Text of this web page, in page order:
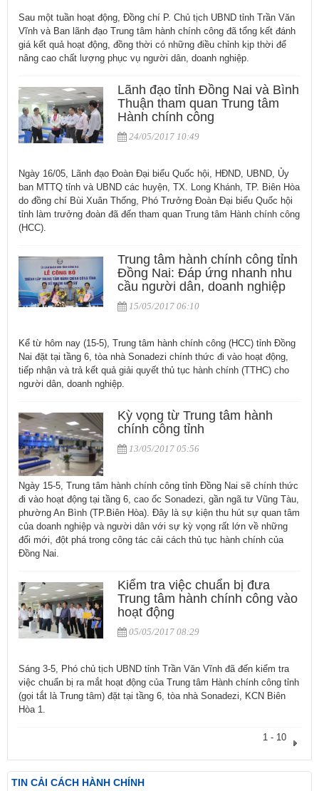
Sau một tuần hoạt động, Đồng chí P. Chủ tịch UBND tỉnh Trần Văn
Vĩnh và Ban lãnh đạo Trung tâm hành chính công đã tổng kết đánh
giá kết quả hoạt động, đồng thời có những điều chỉnh kịp thời để
nâng cao chất lượng phục vụ người dân, doanh nghiệp.
Lãnh đạo tỉnh Đồng Nai và Bình
Thuận tham quan Trung tâm
Hành chính công
24/05/2017 10:49
Ngày 16/05, Lãnh đạo Đoàn Đại biểu Quốc hội, HĐND, UBND, Ủy
ban MTTQ tỉnh và UBND các huyện, TX. Long Khánh, TP. Biên Hòa
do đồng chí Bùi Xuân Thống, Phó Trưởng Đoàn Đại biểu Quốc hội
tỉnh làm trưởng đoàn đã đến tham quan Trung tâm Hành chính công
(HCC).
Trung tâm hành chính công tỉnh
Đồng Nai: Đáp ứng nhanh nhu
cầu người dân, doanh nghiệp
15/05/2017 06:10
Kể từ hôm nay (15-5), Trung tâm hành chính công (HCC) tỉnh Đồng
Nai đặt tại tầng 6, tòa nhà Sonadezi chính thức đi vào hoạt động,
tiếp nhận và trả kết quả giải quyết thủ tục hành chính (TTHC) cho
người dân, doanh nghiệp.
Kỳ vọng từ Trung tâm hành
chính công tỉnh
13/05/2017 05:56
Ngày 15-5, Trung tâm hành chính công tỉnh Đồng Nai sẽ chính thức
đi vào hoạt động tại tầng 6, cao ốc Sonadezi, gần ngã tư Vũng Tàu,
phường An Bình (TP.Biên Hòa). Đây là sự kiện thu hút sự quan tâm
của doanh nghiệp và người dân với sự kỳ vọng rất lớn về những
đổi mới, đột phá trong công tác cải cách thủ tục hành chính của
Đồng Nai.
Kiểm tra việc chuẩn bị đưa
Trung tâm hành chính công vào
hoạt động
05/05/2017 08:29
Sáng 3-5, Phó chủ tịch UBND tỉnh Trần Văn Vĩnh đã đến kiểm tra
việc chuẩn bị ra mắt hoạt động của Trung tâm Hành chính công tỉnh
(gọi tắt là Trung tâm) đặt tại tầng 6, tòa nhà Sonadezi, KCN Biên
Hòa 1.
1 - 10
TIN CẢI CÁCH HÀNH CHÍNH